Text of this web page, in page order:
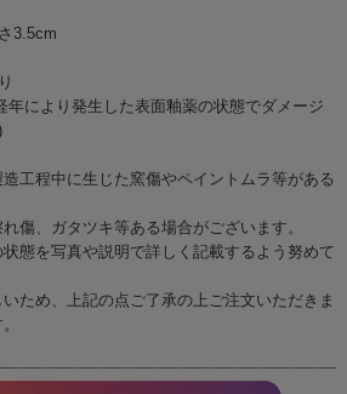
3.5cm
により発生した表面釉薬の状態でダメージ
工程中に生じた窯傷やペイントムラ等がある
傷、ガタツキ等ある場合がございます。
態を写真や説明で詳しく記載するよう努めて
ため、上記の点ご了承の上ご注文いただきま